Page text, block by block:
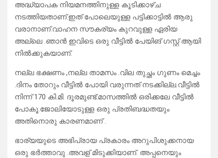
അദ്ധ്യാപക നിയമനത്തിനുള്ള കൂടിക്കാഴ്ച
നടത്തിയതാണ്.ഇത് പോലെയുള്ള പട്ടിക്കാട്ടിൽ ആരു
വരാനാണ്.വാഹന സൗകര്യം കുറവുള്ള ഏരിയ
അല്ലെ .ഞാൻ ഇവിടെ ഒരു വീട്ടിൽ പേയിങ് ഗസ്റ്റ് ആയി
നിൽക്കുകയാണ്.
നല്ല ഭക്ഷണം ,നല്ല താമസം .വില തുച്ഛം ഗുണം മെച്ചം
.ദിനം തോറും വീട്ടിൽ പോയി വരുന്നത് നടക്കില്ല.വീട്ടിൽ
നിന്ന് 170 കി.മി. ദൂരമുണ്ട്.മാസത്തിൽ ഒരിക്കലേ വീട്ടിൽ
പോകൂ.ജോലിയോടുള്ള ഒരു പ്രതിബദ്ധതയും
അതിനൊരു കാരണമാണ് .
ഭാര്യയുടെ അഭിപ്രായ പ്രകാരം അറുപിശുക്കനായ
ഒരു ഭർത്താവു .അവള് മിടുക്കിയാണ്. അപ്പനെയും